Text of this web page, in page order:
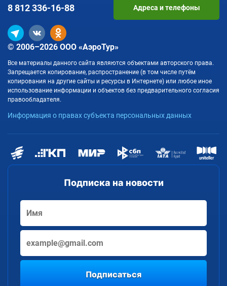
Подписка на новости
Подписаться
© 2006–2026 ООО «АэроТур»
Все материалы данного сайта являются объектами авторского права.
Запрещается копирование, распространение (в том числе путём
копирования на другие сайты и ресурсы в Интернете) или любое иное
использование информации и объектов без предварительного согласия
правообладателя.
Информация о правах субъекта персональных данных
8 812336-16-88 Адреса и телефоны